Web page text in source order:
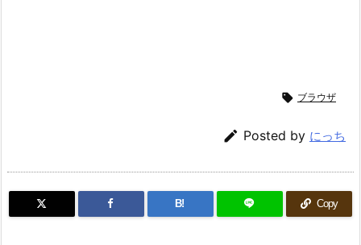
 ブラウザ
 Posted by にっち
B! Copy